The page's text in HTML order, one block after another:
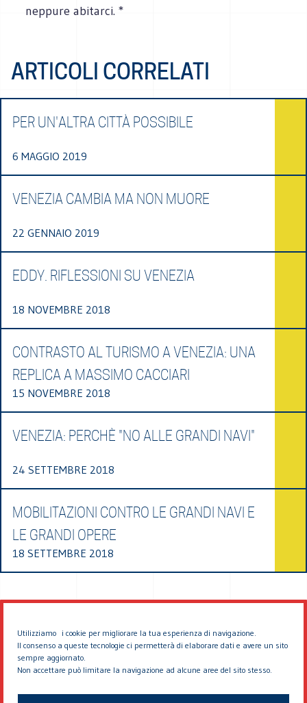
Utilizziamo i cookie per migliorare la tua esperienza di navigazione.
Il consenso a queste tecnologie ci permetterà di elaborare dati e avere un sito
sempre aggiornato.
Non accettare può limitare la navigazione ad alcune aree del sito stesso.
neppure abitarci. *
ARTICOLI CORRELATI
PER UN'ALTRA CITTÀ POSSIBILE
6 MAGGIO 2019
VENEZIA CAMBIA MA NON MUORE
22 GENNAIO 2019
EDDY. RIFLESSIONI SU VENEZIA
18 NOVEMBRE 2018
CONTRASTO AL TURISMO A VENEZIA: UNA
REPLICA A MASSIMO CACCIARI
15 NOVEMBRE 2018
VENEZIA: PERCHÈ "NO ALLE GRANDI NAVI"
24 SETTEMBRE 2018
MOBILITAZIONI CONTRO LE GRANDI NAVI E
LE GRANDI OPERE
18 SETTEMBRE 2018
© 2026 EDDYBURG